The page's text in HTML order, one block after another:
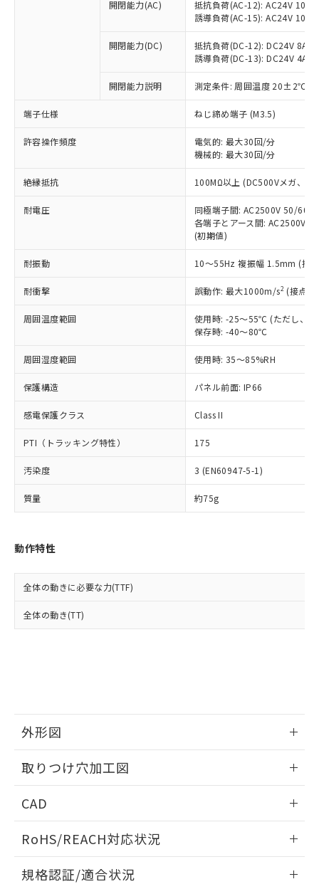
開閉能力(AC)
抵抗負荷(AC-12): AC24V 10A/
誘導負荷(AC-15): AC24V
開閉能力(DC)
抵抗負荷(DC-12): DC24V 8A/
誘導負荷(DC-13): DC24V 4A/
開閉能力説明 測定条件: 周囲温度 20±2℃、
端子仕様 ねじ締め端子 (M3.5)
許容操作頻度
電気的: 最大30回/分
機械的: 最大30回/分
絶縁抵抗 100MΩ以上 (DC500Vメガ、点
耐電圧
同極端子間: AC2500V 50/
各端子とアース間: AC2500V
(初期値)
耐振動 10～55Hz 複振幅 1.5mm (接
耐衝撃 誤動作: 最大1000m/s2 (接点
周囲温度範囲
使用時: -25～55℃ (ただし、氷
保存時: -40～80℃
周囲湿度範囲 使用時: 35～85%RH
保護構造 パネル前面: IP66
感電保護クラス Class II
PTI（トラッキング特性） 175
汚染度 3 (EN60947-5-1)
質量 約75g
動作特性
全体の動きに必要な力(TTF)
全体の動き(TT)
外形図
取りつけ穴加工図
CAD
ドすることができます。
RoHS/REACH対応状況
規格認証/適合状況
本サービスは、当社制御機器事業取扱
商品の当社在庫状況および標準価格
(税抜)を提供させていただくもので
当社制御機器事業取扱商品の中には、
本サービスの対象外となる商品もある
ことをご了承ください。
在庫状況および標準価格照会結果は、
記載している更新日時点での社内デー
タに基づき作成されるものであり、閲
覧された時点での実際の在庫および標
準価格とは異なる場合があることをご
正式な納期状況および標準価格はお客
様のお取引先、またはお客様担当のオ
ムロン制御機器販売店・当社販売員に
オムロン制御機器販売店や当社販売拠
販売ネットワーク
」をご確認
在庫状況および標準価格結果を当社の
事前の承諾なく第三者に漏洩または開
示しないようお願いします。
マイパーツ機能（部品リスト作成サー
ビス）をご利用いただくには、I-Web
メンバーズにご登録されている必要が
お客様が当ウェブサイト上で当社にご
登録された部品リストについて、当社
および当社の共同利用者が、当社の製
品・サービスに関するお客様との取
引・商談に必要な範囲で利用すること
※当社の共同利用者とは、 "個人情報
調査・確認中：EU RoHS指令（10物質）の
非含有の対応状況を調査中または確認中の
非該当品：ライセンス料など無形物で、有
害物質有無と関係のない商品です。
仕入先様の事情により、非含有部品として
むを得ず変更することがあります。
*EU RoHS指令（10物質）：
鉛(Pb) 1000ppm以下、 水銀(Hg) 1000ppm以下、 カド
六価クロム(Cr(Ⅵ)) 1000ppm以下、ポリ臭化ビフェニル
類(PBB) 1000ppm以下、ポリ臭化ジフェニルエーテル類
(PBDE) 1000ppm以下、フタル酸ビス(2-エチルヘキシ
ル) (DEHP)(別名：DOP) 1000ppm以下、フタル酸ブチ
ルベンジル（BBP） 1000ppm以下、フタル酸ジブチル
（DBP） 1000ppm以下、フタル酸ジイソブチル
但し、RoHS指令で産業用監視および制御機器に対する
フタル酸エステル類の４物質については閾値を超える意
図的な使用がないことを確認しています。
※2 対応予定月
部品在庫の切り替え状況などにより、予定
月が前後することがあります。
※3 非含有証明書ダウンロード
下記の非含有証明書をダウンロードするこ
EU RoHS指令（10物質）の非含有証明書
51物質の非含有証明書（当社基準）
また、RoHS指令のフタル酸エステル類４
物質の対応では、対応完了までの期間は出
欄に対応日を記載しておりました。
「○」：最大均質材料含有率が中国RoHSの
基準値以下であることを示します。
「×」：最大均質材料含有率が中国RoHSの
基準値を超えていることを示します。
「－」：未確認です。当社販売部門へお問
*中国RoHS10物質の基準値 (GB/T26572)：
Cr(Ⅵ)(六価クロム) : 1000ppm、 PBBs(ポリ臭化ビフェ
ニル類) : 1000ppm、 PBDEs(ポリ臭化ジフェニルエーテ
DBP(フタル酸ジブチル) : 1000ppm、 DIBP(フタル酸ジ
イソブチル) : 1000ppm、 BBP(フタル酸ブチルベンジ
DEHP(フタル酸ビス(2-エチルヘキシル)) : 1000ppm
「ｅ」：有害物質（10物質）のすべてが基
準値以下であることを示します。
「10」：通常の使用状況下において有害物
質が外部に漏えいし、環境に深刻な影響を
及ぼさない年数を意味します。
「－」：未確認です。当社販売部門へお問
い合わせください。
当社は、これら貴社製品のうち、外国
為替および外国貿易法に定める商品
（以下｢規制貨物等」という）を輸出
または国外への提供する場合は、日本
国政府の輸出許可(または役務取引許
可)を取得するなどの必要な手続きを
当社は規制貨物を破棄する場合は、完
全に破砕するなど、違法に輸出されな
いよう必要な手段を講じます。
当社は貴社製品を、核兵器、ミサイ
ル、化学兵器、生物兵器またはその他
武器並びにこれらの製造装置等に一切
当社は、貴社製品を第三者に販売する
場合は、上記1、2および3の内容を当
該第三者に通知します。また当社は、
販売先および販売に係わる関係者が違
法に輸出するおそれがある場合は、取
り引きをいたしません。
キャンセル
記
一定数以上の在庫あり
一定数には満たないが在庫あり
在庫なし(最新の在庫状況につ
いては、お客様のお取引先、ま
たはお客様担当のオムロン制御
機器販売店・当社販売員にご確
空
受注生産機種、また在庫状況の
情報を公開していない機種